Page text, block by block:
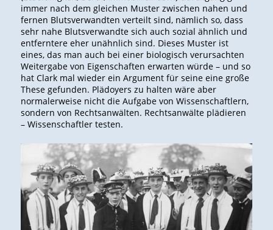
immer nach dem gleichen Muster zwischen nahen und
fernen Blutsverwandten verteilt sind, nämlich so, dass
sehr nahe Blutsverwandte sich auch sozial ähnlich und
entferntere eher unähnlich sind. Dieses Muster ist
eines, das man auch bei einer biologisch verursachten
Weitergabe von Eigenschaften erwarten würde – und so
hat Clark mal wieder ein Argument für seine eine große
These gefunden. Plädoyers zu halten wäre aber
normalerweise nicht die Aufgabe von Wissenschaftlern,
sondern von Rechtsanwälten. Rechtsanwälte plädieren
– Wissenschaftler testen.